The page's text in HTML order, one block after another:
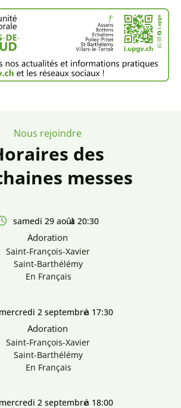
Nous rejoindre
des
messes
samedi 29 aoûtà 20:30
Adoration
Saint-François-Xavier
Saint-Barthélémy
En Français
mercredi 2 septembreà 17:30
Adoration
Saint-François-Xavier
Saint-Barthélémy
En Français
mercredi 2 septembreà 18:00